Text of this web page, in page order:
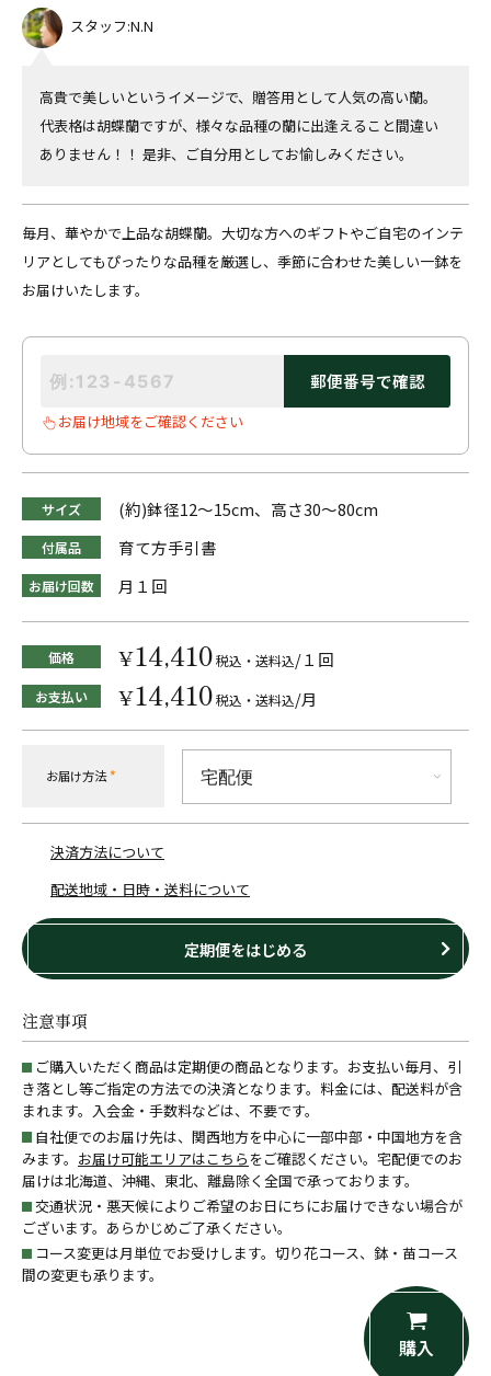
スタッフ:N.N
高貴で美しいというイメージで、贈答用として人気の高い蘭。
代表格は胡蝶蘭ですが、様々な品種の蘭に出逢えること間違い
ありません！！ 是非、ご自分用としてお愉しみください。
毎月、華やかで上品な胡蝶蘭。大切な方へのギフトやご自宅のインテ
リアとしてもぴったりな品種を厳選し、季節に合わせた美しい一鉢を
お届けいたします。
郵便番号で確認
お届け地域をご確認ください
サイズ (約)鉢径12～15cm、高さ30～80cm
付属品 育て方手引書
お届け回数 月１回
価格 ¥14,410税込・送料込/１回
お支払い ¥14,410税込・送料込/月
お届け方法 *
決済方法について
配送地域・日時・送料について
定期便をはじめる
注意事項
ご購入いただく商品は定期便の商品となります。お支払い毎月、引
き落とし等ご指定の方法での決済となります。料金には、配送料が含
まれます。入会金・手数料などは、不要です。
自社便でのお届け先は、関西地方を中心に一部中部・中国地方を含
みます。 お届け可能エリアはこちら をご確認ください。宅配便でのお
届けは北海道、沖縄、東北、離島除く全国で承っております。
交通状況・悪天候によりご希望のお日にちにお届けできない場合が
ございます。あらかじめご了承ください。
コース変更は月単位でお受けします。切り花コース、鉢・苗コース
間の変更も承ります。
購入